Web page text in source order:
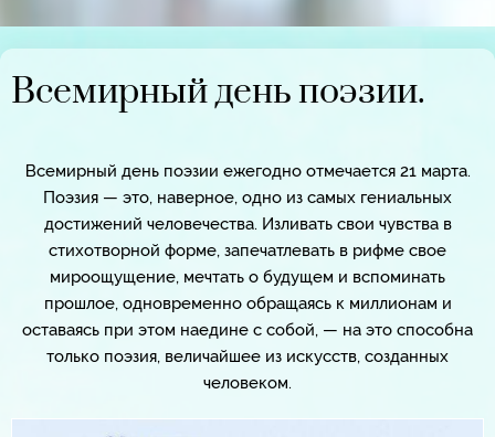
Всемирный день поэзии.
Всемирный день поэзии ежегодно отмечается 21 марта.
Поэзия — это, наверное, одно из самых гениальных
достижений человечества. Изливать свои чувства в
стихотворной форме, запечатлевать в рифме свое
мироощущение, мечтать о будущем и вспоминать
прошлое, одновременно обращаясь к миллионам и
оставаясь при этом наедине с собой, — на это способна
только поэзия, величайшее из искусств, созданных
человеком.